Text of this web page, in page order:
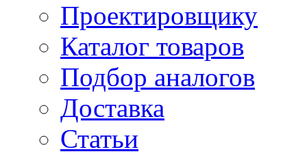
Проектировщику
Каталог товаров
Подбор аналогов
Доставка
Статьи